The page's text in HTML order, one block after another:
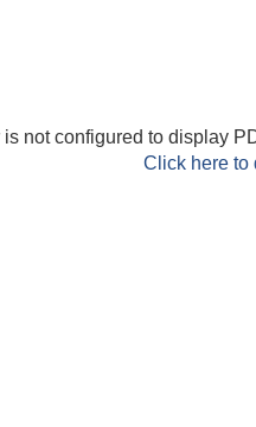
not configured to display
Click here to